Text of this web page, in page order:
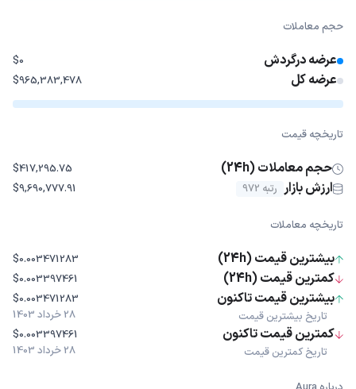
حجم معاملات
عرضه درگردش $0
عرضه کل $965,383,478
تاریخچه قیمت
حجم معاملات (24h) $417,295.75
ارزش بازار رتبه 972 $9,690,777.91
تاریخچه معاملات
بیشترین قیمت (24h) $0.003471283
کمترین قیمت (24h) $0.003397461
بیشترین قیمت تاکنون
تاریخ بیشترین قیمت
$0.003471283
28 خرداد 1403
کمترین قیمت تاکنون
تاریخ کمترین قیمت
$0.003397461
28 خرداد 1403